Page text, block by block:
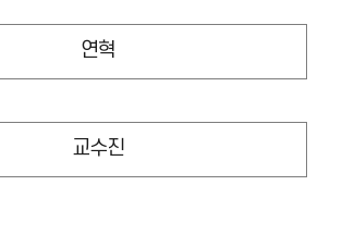
연혁
교수진